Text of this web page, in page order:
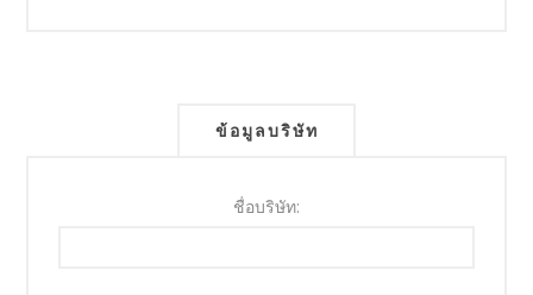
ข้อมูลบริษัท
ชื่อบริษัท: